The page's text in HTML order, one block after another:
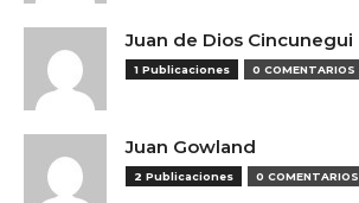
Juan de Dios Cincunegui
1 Publicaciones 0 COMENTARIOS
Juan Gowland
2 Publicaciones 0 COMENTARIOS